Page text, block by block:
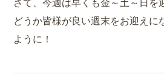
さて、今週は早くも金～土～日を
どうか皆様が良い週末をお迎えに
ように！